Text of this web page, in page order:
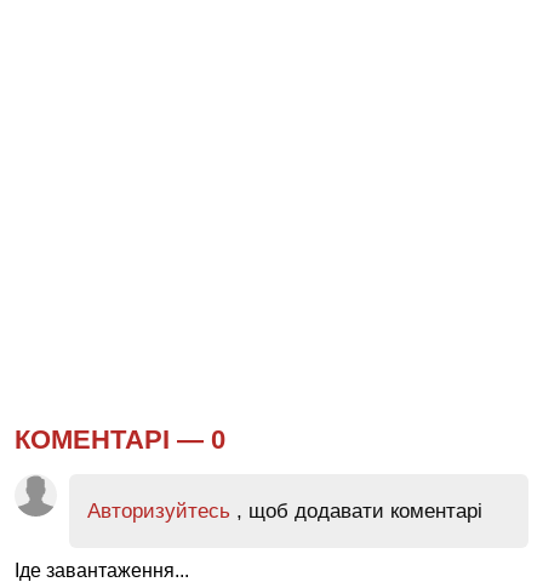
КОМЕНТАРІ — 0
Авторизуйтесь , щоб додавати коментарі
Іде завантаження...